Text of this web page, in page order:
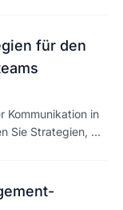
für den
Kommunikation in
Sie Strategien, die